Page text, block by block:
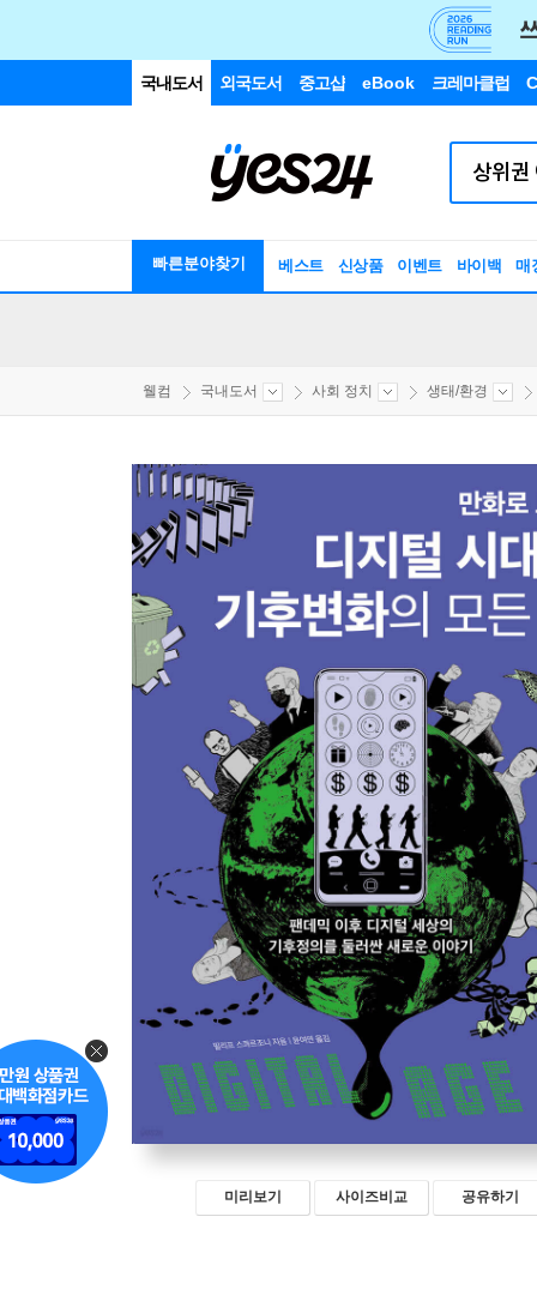
국내도서 외국도서 중고샵 eBook 크레마클럽
빠른분야찾기 베스트 신상품 이벤트 바이백 매
웰컴 국내도서 사회 정치 생태/환경
미리보기 사이즈비교 공유하기